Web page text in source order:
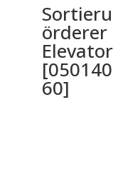
örderer
Elevator
60]